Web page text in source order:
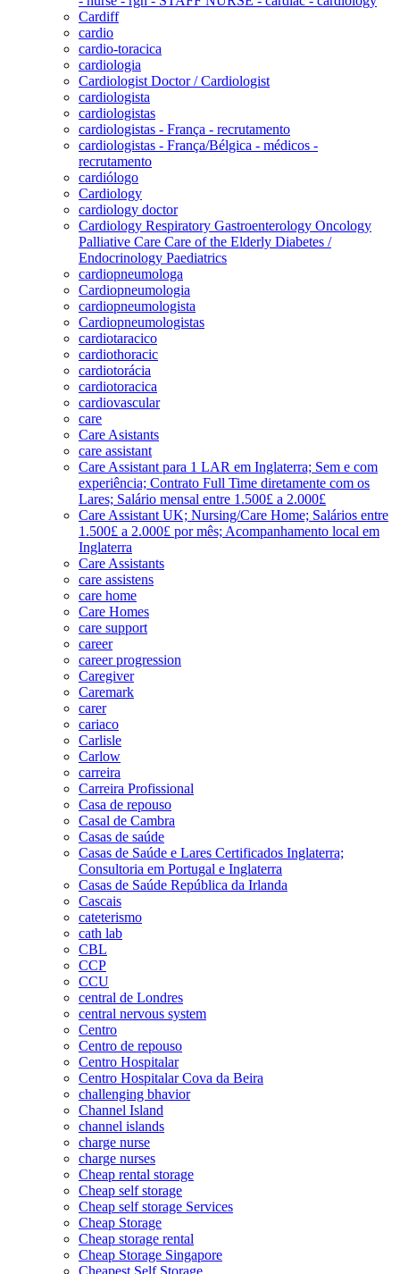
Cardiff
cardio
cardio-toracica
cardiologia
Cardiologist Doctor / Cardiologist
cardiologista
cardiologistas
cardiologistas - França - recrutamento
cardiologistas - França/Bélgica - médicos -
recrutamento
cardiólogo
Cardiology
cardiology doctor
Cardiology Respiratory Gastroenterology Oncology
Palliative Care Care of the Elderly Diabetes /
Endocrinology Paediatrics
cardiopneumologa
Cardiopneumologia
cardiopneumologista
Cardiopneumologistas
cardiotaracico
cardiothoracic
cardiotorácia
cardiotoracica
cardiovascular
care
Care Asistants
care assistant
Care Assistant para 1 LAR em Inglaterra; Sem e com
experiência; Contrato Full Time diretamente com os
Lares; Salário mensal entre 1.500£ a 2.000£
Care Assistant UK; Nursing/Care Home; Salários entre
1.500£ a 2.000£ por mês; Acompanhamento local em
Inglaterra
Care Assistants
care assistens
care home
Care Homes
care support
career
career progression
Caregiver
Caremark
carer
cariaco
Carlisle
Carlow
carreira
Carreira Profissional
Casa de repouso
Casal de Cambra
Casas de saúde
Casas de Saúde e Lares Certificados Inglaterra;
Consultoria em Portugal e Inglaterra
Casas de Saúde República da Irlanda
Cascais
cateterismo
cath lab
CBL
CCP
CCU
central de Londres
central nervous system
Centro
Centro de repouso
Centro Hospitalar
Centro Hospitalar Cova da Beira
challenging bhavior
Channel Island
channel islands
charge nurse
charge nurses
Cheap rental storage
Cheap self storage
Cheap self storage Services
Cheap Storage
Cheap storage rental
Cheap Storage Singapore
Cheapest Self Storage